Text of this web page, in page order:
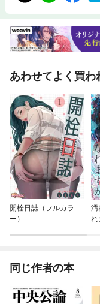
渡辺 努●最低賃金引き上
権の戦略と韓国社会の
失われる時代にスタンフ
特集 ＝＝日本政治の新
めぐる日米経済関係のゆ
はどのように拡散したの
蘭奢待をめぐる為政者た
む昭和天皇と軍事学定例
ろ『国宝』からはじめる
外の「荒廃空き地」はな
和への教訓▼吉川祐介《
屏風▼本郷和人●炎上する
笑《連載小説》●ジウ
あわせてよく買わ
開栓日誌（フルカラ
ー）
汚
れ
同じ作者の本